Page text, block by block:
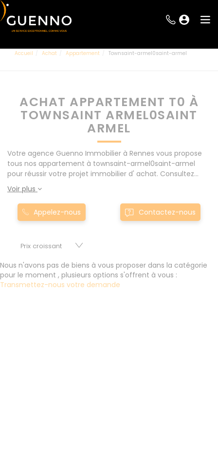
Accueil Achat Appartement Townsaint-armel0saint-armel
ACHAT APPARTEMENT T0 À
TOWNSAINT ARMEL0SAINT
ARMEL
Votre agence Guenno Immobilier à Rennes vous propose
tous nos appartement à townsaint-armel0saint-armel
pour réussir votre projet immobilier d' achat. Consultez
l'ensemble de nos offres à Rennes mais également aux
alentours : Le Rheu, Pacé, Montgermont... Nos appartement
T0 à townsaint-armel0saint-armel sont proposés au
meilleur prix du marché pour permettre au plus grand
commerces, appartements, maisons, immeubles, terrains
Voir plus
Appelez-nous Contactez-nous
Nous n'avons pas de biens à vous proposer dans la catégorie
pour le moment , plusieurs options s'offrent à vous :
Transmettez-nous votre demande